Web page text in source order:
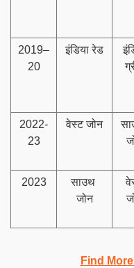
2019–
20
इंडिया रेड
2022-
23
वेस्ट जोन
2023
साउथ
जोन
Find